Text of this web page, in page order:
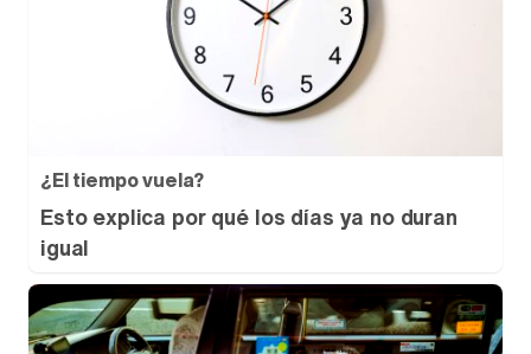
¿El tiempo vuela?
Esto explica por qué los días ya no duran
igual